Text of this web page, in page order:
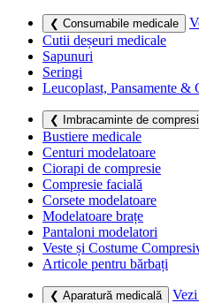
❮ Consumabile medicale
Cutii deșeuri medicale
Sapunuri
Seringi
Leucoplast, Pansamente &
❮ Imbracaminte de
Bustiere medicale
Centuri modelatoare
Ciorapi de compresie
Compresie facială
Corsete modelatoare
Modelatoare brațe
Pantaloni modelatori
Veste și Costume
Articole pentru bărbați
❮ Aparatură medicală